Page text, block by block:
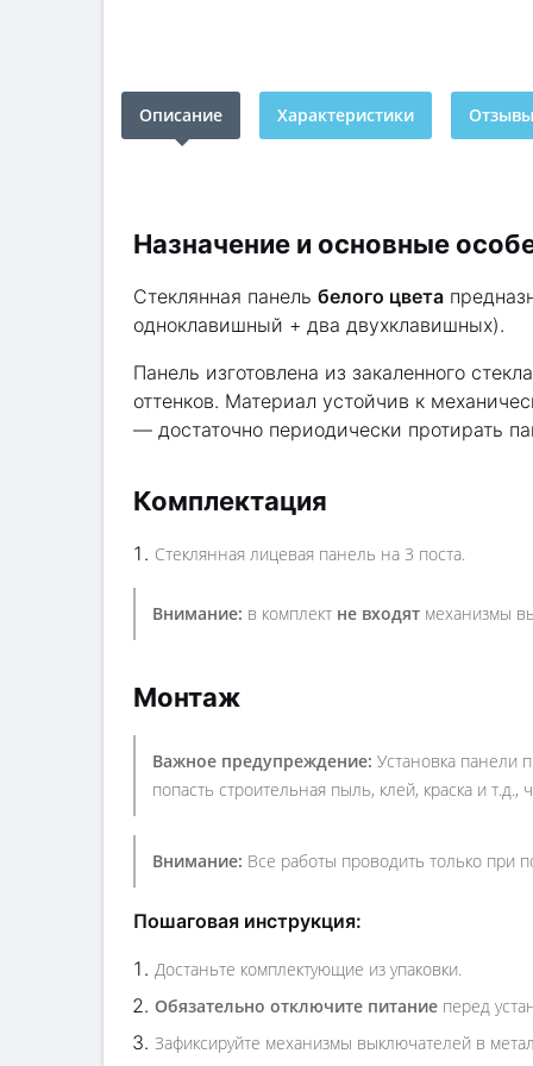
Описание Характеристики
Назначение и основные
Стеклянная панель белого цвета
одноклавишный + два двухклавишных).
Панель изготовлена из закаленного
оттенков. Материал устойчив к
— достаточно периодически протирать
Комплектация
Стеклянная лицевая панель на 3 поста.
Внимание: в комплект не входят механизмы
Монтаж
Важное предупреждение: Установка панели
попасть строительная пыль, клей, краска и
Внимание: Все работы проводить только при
Пошаговая инструкция:
Достаньте комплектующие из упаковки.
Обязательно отключите питание перед
Зафиксируйте механизмы выключателей в